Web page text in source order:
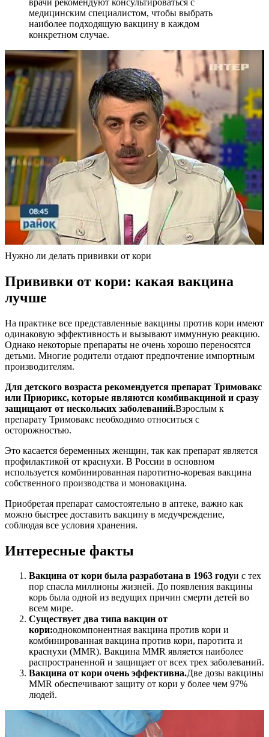
медицинским специалистом, чтобы выбрать
наиболее подходящую вакцину в каждом
конкретном случае.
Нужно ли делать прививки от кори
Прививки от кори: какая вакцина
лучше
На практике все представленные вакцины против кори имеют
одинаковую эффективность и вызывают иммунную реакцию.
Однако некоторые препараты не очень хорошо переносятся
детьми. Многие родители отдают предпочтение импортным
производителям.
Для детского возраста рекомендуется препарат Тримовакс
или Приорикс, которые являются комбивакциной и сразу
защищают от нескольких заболеваний.Взрослым к
препарату Тримовакс необходимо относиться с
осторожностью.
Это касается беременных женщин, так как препарат является
профилактикой от краснухи. В России в основном
используется комбинированная паротитно-коревая вакцина
собственного производства и моновакцина.
Приобретая препарат самостоятельно в аптеке, важно как
можно быстрее доставить вакцину в медучреждение,
соблюдая все условия хранения.
Интересные факты
Вакцина от кори была разработана в 1963 годуи с тех
пор спасла миллионы жизней. До появления вакцины
корь была одной из ведущих причин смерти детей во
всем мире.
Существует два типа вакцин от
кори:однокомпонентная вакцина против кори и
комбинированная вакцина против кори, паротита и
краснухи (MMR). Вакцина MMR является наиболее
распространенной и защищает от всех трех заболеваний.
Вакцина от кори очень эффективна.Две дозы вакцины
MMR обеспечивают защиту от кори у более чем 97%
людей.